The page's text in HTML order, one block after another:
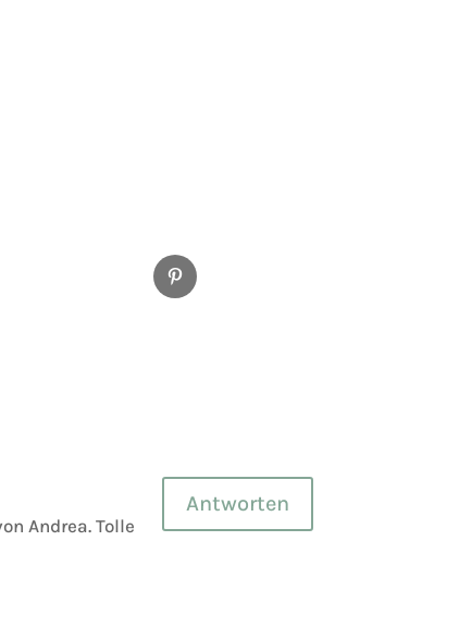
Andrea. Tolle
Antworten